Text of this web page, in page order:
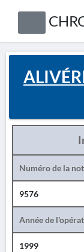
Numéro de la
9576
Année de
1999